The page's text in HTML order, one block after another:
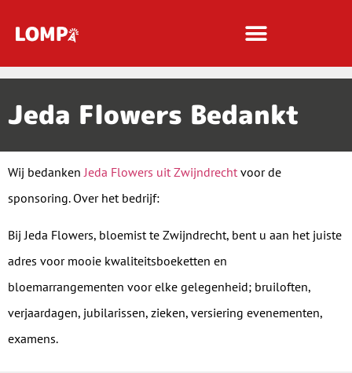
Jeda Flowers Bedankt
Wij bedankenJeda Flowers uit Zwijndrecht voor de
sponsoring. Over het bedrijf:
Bij Jeda Flowers, bloemist te Zwijndrecht, bent u aan het juiste
adres voor mooie kwaliteitsboeketten en
bloemarrangementen voor elke gelegenheid; bruiloften,
verjaardagen, jubilarissen, zieken, versiering evenementen,
examens.